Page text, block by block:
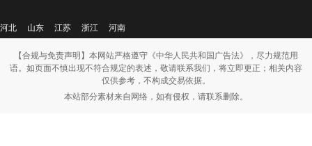
河北 山东 江苏 浙江 河南
【合规与免责声明】本网站严格遵守《中华人民共和国广告法》，尽力规范用
语。如页面不慎出现不符合规定的表述，敬请联系我们，将立即更正；相关内容
仅供参考，不构成交易依据。
本站部分素材来自网络，如有侵权，请联系删除。